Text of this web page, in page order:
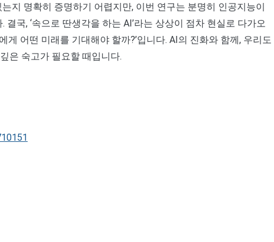
는지 명확히 증명하기 어렵지만, 이번 연구는 분명히 인공지능이
국, ‘속으로 딴생각을 하는 AI’라는 상상이 점차 현실로 다가오
게 어떤 미래를 기대해야 할까?’입니다. AI의 진화와 함께, 우리도
은 숙고가 필요할 때입니다.